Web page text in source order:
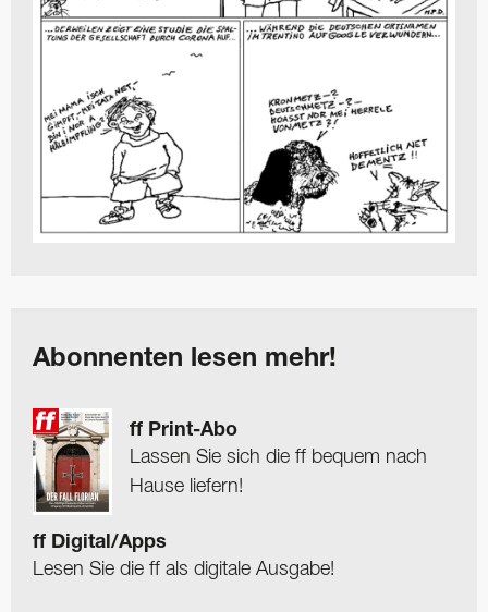
Abonnenten lesen mehr!
ff Print-Abo
Lassen Sie sich die ff bequem nach
Hause liefern!
ff Digital/Apps
Lesen Sie die ff als digitale Ausgabe!